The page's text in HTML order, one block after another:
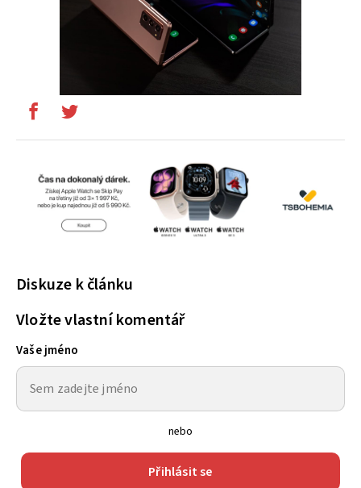
Diskuze k článku
Vložte vlastní komentář
Vaše jméno
nebo
Přihlásit se